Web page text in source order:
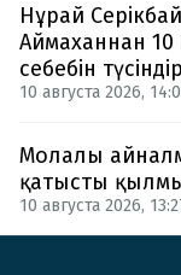
Нұрай
Аймаханнан
себебін
10 августа 2026,
Молалы
қатысты
10 августа 2026,